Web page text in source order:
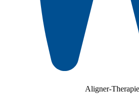
Aligner-Therapie